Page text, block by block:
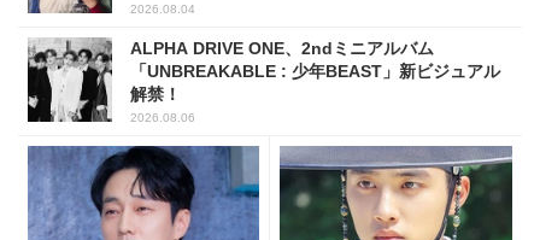
2026.08.04
ALPHA DRIVE ONE、2ndミニアルバム
「UNBREAKABLE : 少年BEAST」新ビジュアル
解禁！
2026.08.06